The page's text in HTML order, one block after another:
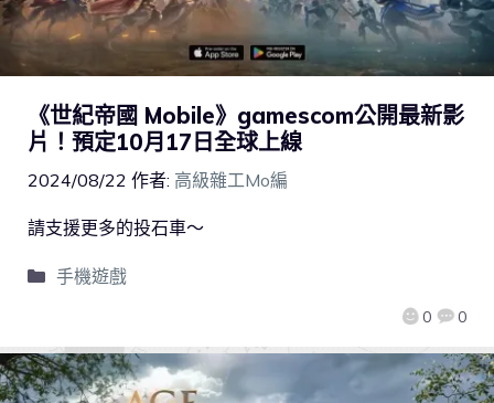
《世紀帝國 Mobile》gamescom公開最新影
片！預定10月17日全球上線
2024/08/22 作者: 高級雜工Mo編
0 0
請支援更多的投石車～
手機遊戲